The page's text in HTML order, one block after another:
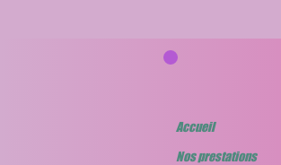
Accueil
Nos prestations